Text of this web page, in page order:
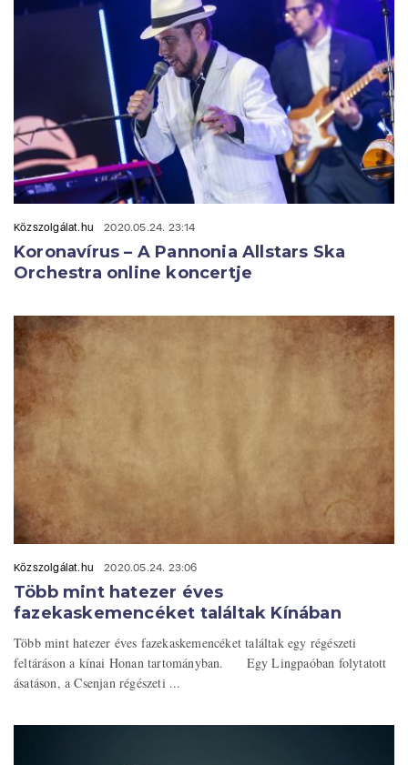
Közszolgálat.hu 2020.05.24. 23:14
Koronavírus – A Pannonia Allstars Ska
Orchestra online koncertje
Közszolgálat.hu 2020.05.24. 23:06
Több mint hatezer éves
fazekaskemencéket találtak Kínában
Több mint hatezer éves fazekaskemencéket találtak egy régészeti
feltáráson a kínai Honan tartományban. Egy Lingpaóban folytatott
ásatáson, a Csenjan régészeti ...